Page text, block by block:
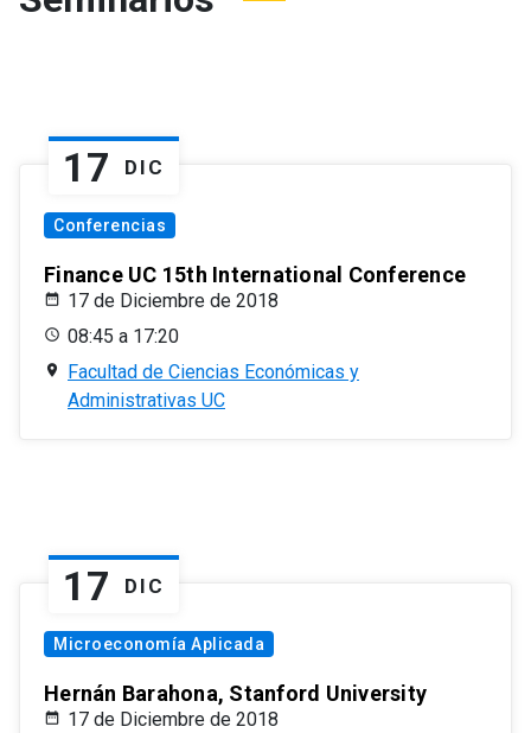
17 DIC
Conferencias
Finance UC 15th International Conference
17 de Diciembre de 2018
08:45 a 17:20
Facultad de Ciencias Económicas y
Administrativas UC
17 DIC
Microeconomía Aplicada
Hernán Barahona, Stanford University
17 de Diciembre de 2018